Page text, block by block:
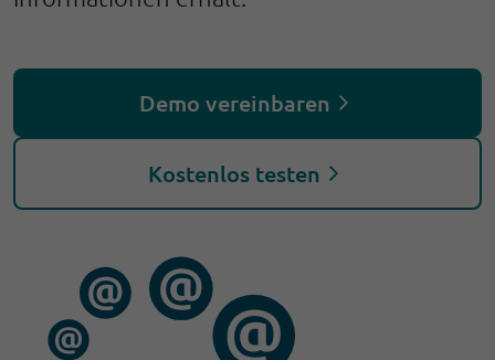
Demo vereinbaren
Kostenlos testen